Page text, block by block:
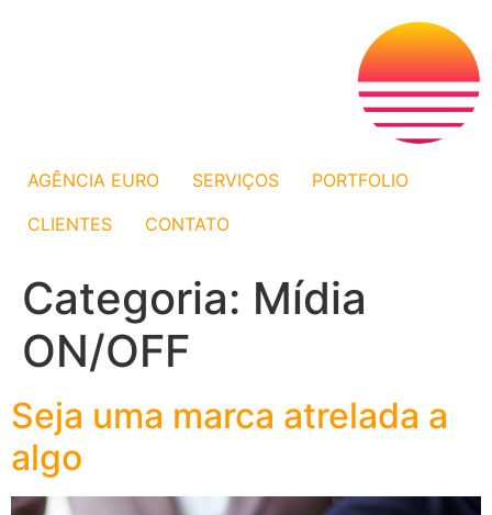
AGÊNCIA EURO SERVIÇOS
PORTFOLIO
CLIENTES
CONTATO
Categoria: Mídia
ON/OFF
Seja uma marca atrelada a
algo